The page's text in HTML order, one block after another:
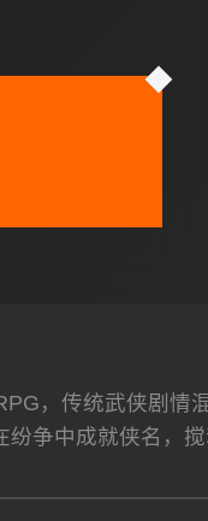
，传统武侠剧
纷争中成就侠名，